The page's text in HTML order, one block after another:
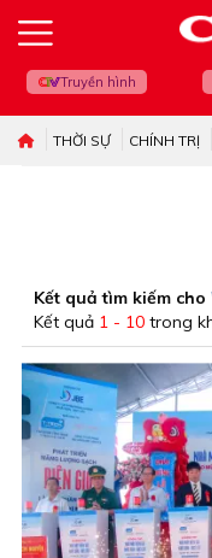
Truyền hình
THỜI SỰ CHÍNH TRỊ
Kết quả tìm kiếm cho
Kết quả 1 - 10 trong